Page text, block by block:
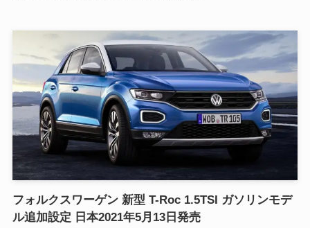
フォルクスワーゲン 新型 T-Roc 1.5TSI ガソリンモデ
ル追加設定 日本2021年5月13日発売